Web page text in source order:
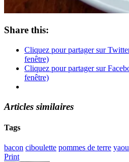
Share this:
Cliquez pour partager sur
fenêtre)
Cliquez pour partager sur
fenêtre)
Articles similaires
Tags
bacon ciboulette pommes de terre
Print